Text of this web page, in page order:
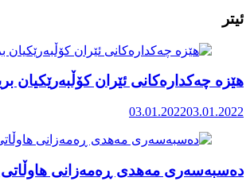
ئیتر
هێزە چەکدارەکانی ئێران کۆڵبەرێکیان
03.01.202203.01.2022
دەسبەسەری مەهدی ڕەمەزانی هاوڵاتی